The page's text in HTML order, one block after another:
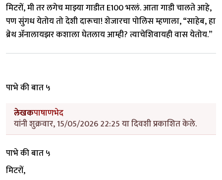
मिटरों, मी तर लगेच माझ्या गाडीत E100 भरलं. आता गाडी चालते आहे,
पण सुंगध येतोय तो देशी दारूचा! शेजारचा पोलिस म्हणाला, “साहेब, हा
ब्रेथ ॲनालायझर कशाला घेतलाय आम्ही? त्याचेशिवायही वास येतोय.”
पाभे की बात ५
लेखकपाषाणभेद
यांनी शुक्रवार, 15/05/2026 22:25 या दिवशी प्रकाशित केले.
पाभे की बात ५
मिटरों,